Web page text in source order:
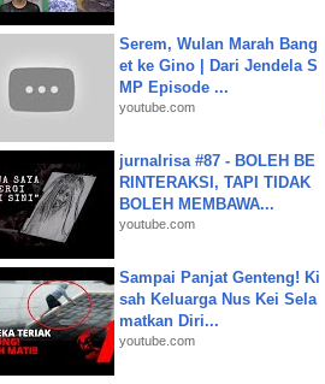
Serem, Wulan Marah Bang
et ke Gino | Dari Jendela S
MP Episode ...
youtube.com
jurnalrisa #87 - BOLEH BE
RINTERAKSI, TAPI TIDAK
BOLEH MEMBAWA...
youtube.com
Sampai Panjat Genteng! Ki
sah Keluarga Nus Kei Sela
matkan Diri...
youtube.com